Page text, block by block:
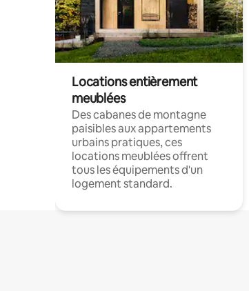
Locations entièrement
meublées
Des cabanes de montagne
paisibles aux appartements
urbains pratiques, ces
locations meublées offrent
tous les équipements d'un
logement standard.